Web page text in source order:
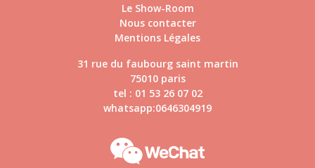
Le Show-Room
Nous contacter
Mentions Légales
31 rue du faubourg saint martin
75010 paris
tel : 01 53 26 07 02
whatsapp:0646304919